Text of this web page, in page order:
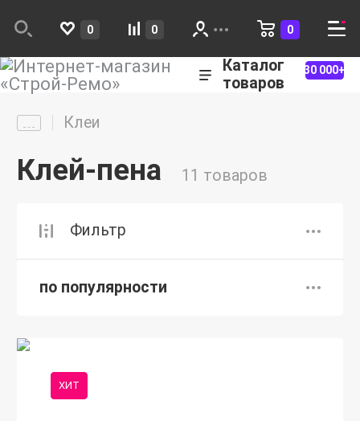
0 0 0
Каталог
товаров
30 000+
Клеи
Клей-пена 11 товаров
Фильтр
по популярности
ХИТ